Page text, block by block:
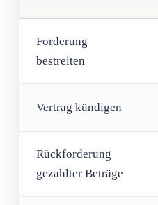
Forderung
bestreiten
Vertrag kündigen
Rückforderung
gezahlter Beträge